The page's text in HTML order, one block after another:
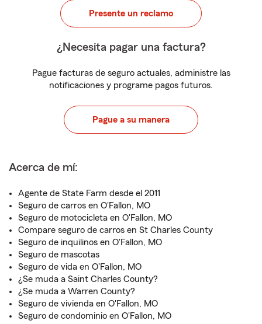
Presente un reclamo
¿Necesita pagar una factura?
Pague facturas de seguro actuales, administre las
notificaciones y programe pagos futuros.
Pague a su manera
Acerca de mí:
Agente de State Farm desde el 2011
Seguro de carros en O'Fallon, MO
Seguro de motocicleta en O'Fallon, MO
Compare seguro de carros en St Charles County
Seguro de inquilinos en O'Fallon, MO
Seguro de mascotas
Seguro de vida en O'Fallon, MO
¿Se muda a Saint Charles County?
¿Se muda a Warren County?
Seguro de vivienda en O'Fallon, MO
Seguro de condominio en O'Fallon, MO